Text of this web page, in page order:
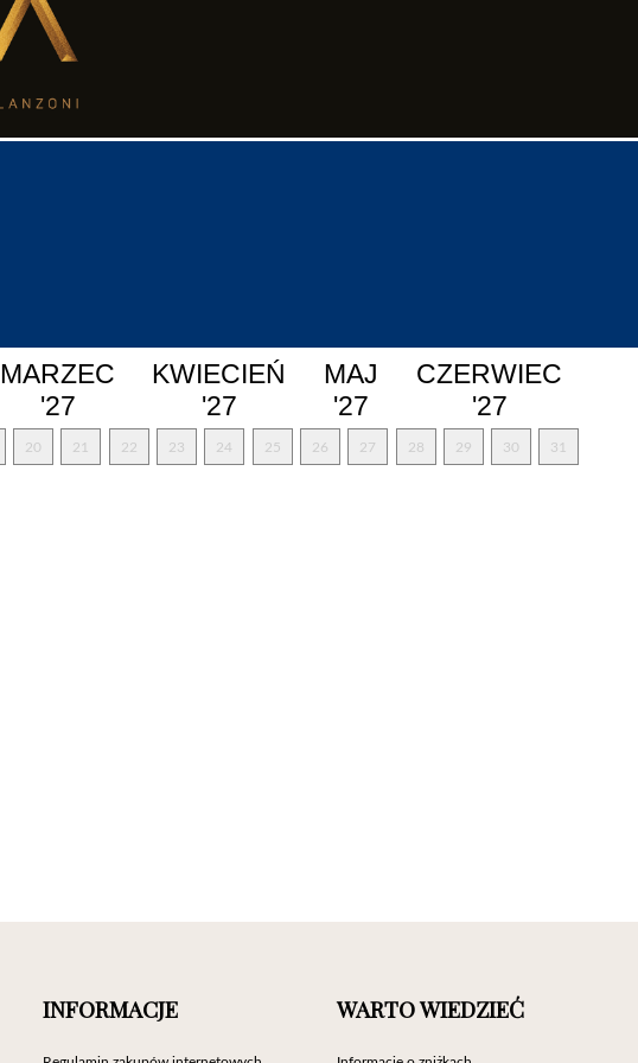
MARZEC
'27
KWIECIEŃ
'27
MAJ
'27
CZERWIEC
'27
20 21 22 23 24 25 26 27 28 29 30 31
INFORMACJE WARTO WIEDZIEĆ